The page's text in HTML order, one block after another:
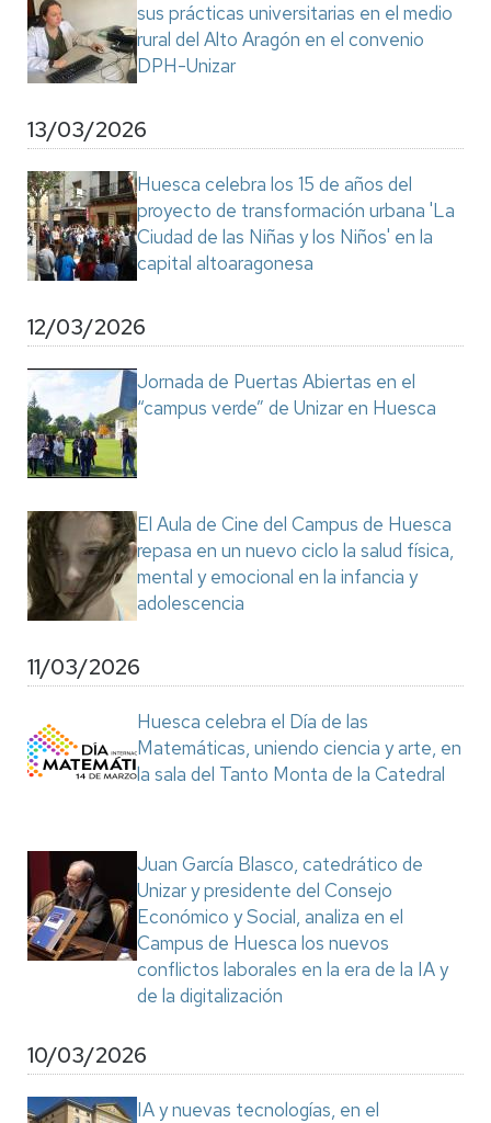
sus prácticas universitarias en el medio
rural del Alto Aragón en el convenio
DPH-Unizar
13/03/2026
Huesca celebra los 15 de años del
proyecto de transformación urbana 'La
Ciudad de las Niñas y los Niños' en la
capital altoaragonesa
12/03/2026
Jornada de Puertas Abiertas en el
“campus verde” de Unizar en Huesca
El Aula de Cine del Campus de Huesca
repasa en un nuevo ciclo la salud física,
mental y emocional en la infancia y
adolescencia
11/03/2026
Huesca celebra el Día de las
Matemáticas, uniendo ciencia y arte, en
la sala del Tanto Monta de la Catedral
Juan García Blasco, catedrático de
Unizar y presidente del Consejo
Económico y Social, analiza en el
Campus de Huesca los nuevos
conflictos laborales en la era de la IA y
de la digitalización
10/03/2026
IA y nuevas tecnologías, en el